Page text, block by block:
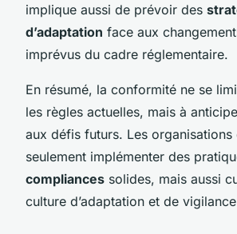
implique aussi de prévoir des
d’adaptation face aux
imprévus du cadre réglementaire.
En résumé, la conformité ne se
les règles actuelles, mais à
aux défis futurs. Les
seulement implémenter des
compliances solides, mais aussi
culture d’adaptation et de